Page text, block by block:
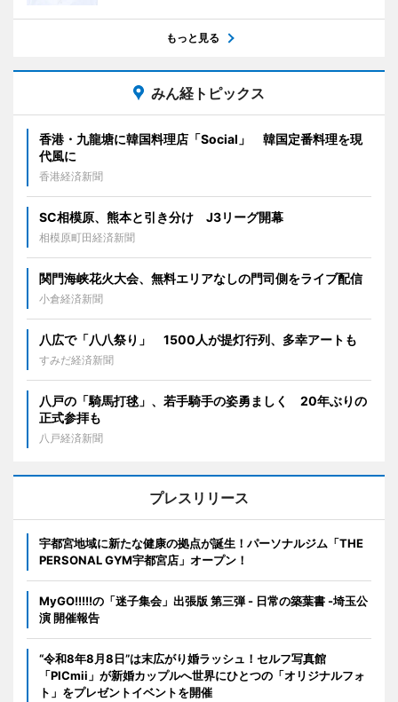
もっと見る
みん経トピックス
香港・九龍塘に韓国料理店「Social」 韓国定番料理を現
代風に
香港経済新聞
SC相模原、熊本と引き分け J3リーグ開幕
相模原町田経済新聞
関門海峡花火大会、無料エリアなしの門司側をライブ配信
小倉経済新聞
八広で「八八祭り」 1500人が提灯行列、多幸アートも
すみだ経済新聞
八戸の「騎馬打毬」、若手騎手の姿勇ましく 20年ぶりの
正式参拝も
八戸経済新聞
プレスリリース
宇都宮地域に新たな健康の拠点が誕生！パーソナルジム「THE
PERSONAL GYM宇都宮店」オープン！
MyGO!!!!!の「迷子集会」出張版 第三弾 - 日常の築葉書 -埼玉公
演 開催報告
“令和8年8月8日”は末広がり婚ラッシュ！セルフ写真館
「PICmii」が新婚カップルへ世界にひとつの「オリジナルフォ
ト」をプレゼントイベントを開催